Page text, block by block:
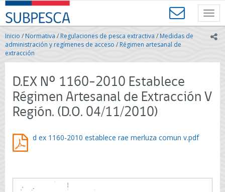
Contenido
principal
SUBPESCA
-
Subsecretaría
de
Pesca
y
Gobierno
de
Chile
Inicio /Normativa / Regulaciones de pesca extractiva / Medidas de
administración y regímenes de acceso / Régimen artesanal de
extracción
D.EX Nº 1160-2010 Establece
Régimen Artesanal de Extracción V
Región. (D.O. 04/11/2010)
d ex 1160-2010 establece rae merluza comun v.pdf